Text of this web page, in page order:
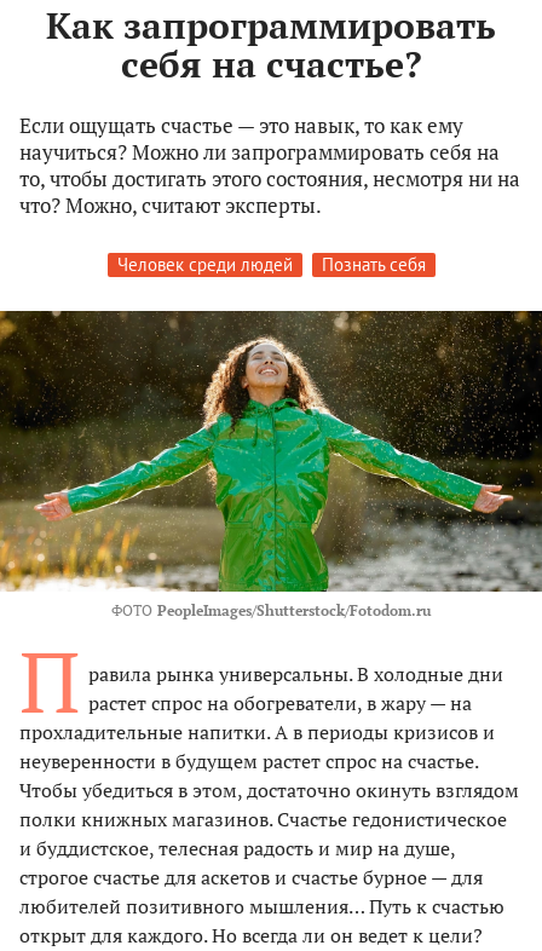
Как запрограммировать
себя на счастье?
Если ощущать счастье — это навык, то как ему
научиться? Можно ли запрограммировать себя на
то, чтобы достигать этого состояния, несмотря ни на
что? Можно, считают эксперты.
Человек среди людей Познать себя
ФОТО PeopleImages/Shutterstock/Fotodom.ru
П равила рынка универсальны. В холодные дни
растет спрос на обогреватели, в жару — на
прохладительные напитки. А в периоды кризисов и
неуверенности в будущем растет спрос на счастье.
Чтобы убедиться в этом, достаточно окинуть взглядом
полки книжных магазинов. Счастье гедонистическое
и буддистское, телесная радость и мир на душе,
строгое счастье для аскетов и счастье бурное — для
любителей позитивного мышления… Путь к счастью
открыт для каждого. Но всегда ли он ведет к цели?